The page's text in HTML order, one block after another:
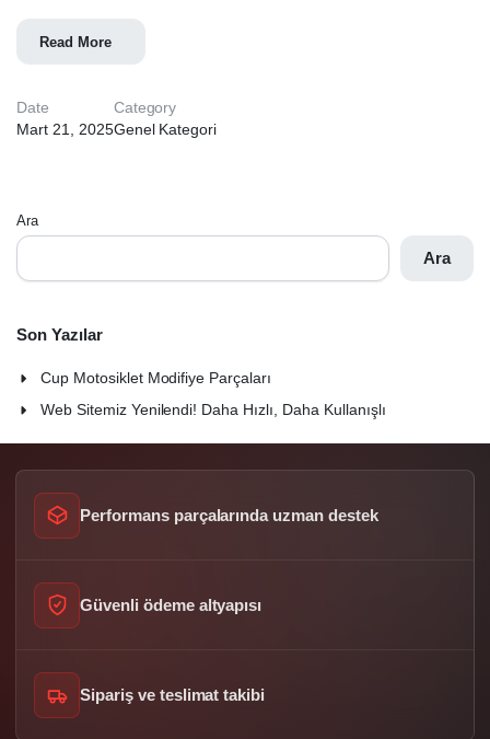
Read More
Date
Mart 21, 2025
Category
Genel Kategori
Ara
Ara
Son Yazılar
Cup Motosiklet Modifiye Parçaları
Web Sitemiz Yenilendi! Daha Hızlı, Daha Kullanışlı
Performans parçalarında uzman destek
Güvenli ödeme altyapısı
Sipariş ve teslimat takibi